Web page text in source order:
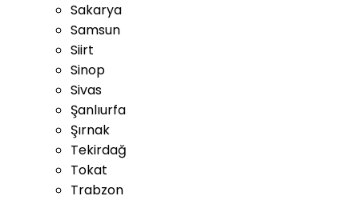
Sakarya
Samsun
Siirt
Sinop
Sivas
Şanlıurfa
Şırnak
Tekirdağ
Tokat
Trabzon